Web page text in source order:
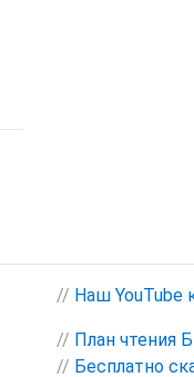
// Наш YouTube
// План чтения
// Бесплатно